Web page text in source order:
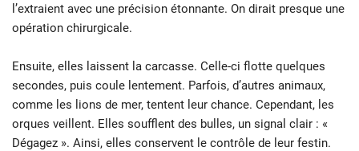
l’extraient avec une précision étonnante. On dirait presque une
opération chirurgicale.
Ensuite, elles laissent la carcasse. Celle-ci flotte quelques
secondes, puis coule lentement. Parfois, d’autres animaux,
comme les lions de mer, tentent leur chance. Cependant, les
orques veillent. Elles soufflent des bulles, un signal clair : «
Dégagez ». Ainsi, elles conservent le contrôle de leur festin.